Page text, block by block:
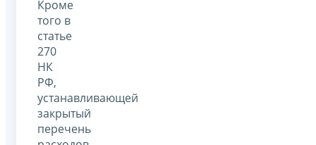
Кроме
того в
статье
270
НК
РФ,
устанавливающей
закрытый
перечень